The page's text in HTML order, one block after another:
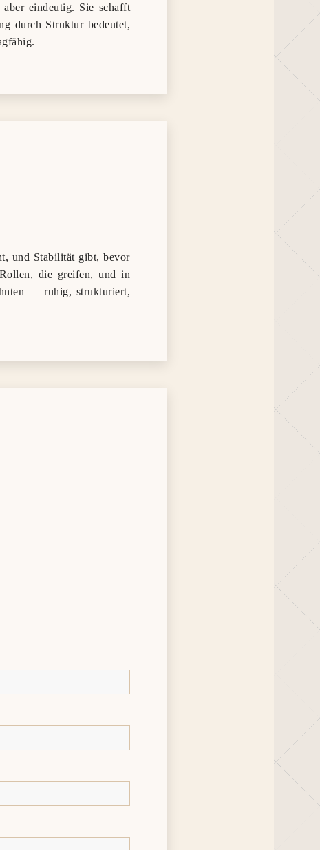
eindeutig. Sie schafft
durch Struktur bedeutet,
und Stabilität gibt, bevor
die greifen, und in
— ruhig, strukturiert,